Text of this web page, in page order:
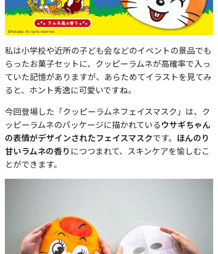
私は小学校や近所の子ども会などのイベントの景品でも
らったお菓子セットに、クッピーラムネが高確率で入っ
ていた記憶がありますが、あらためてイラストを見てみ
ると、ホント秀逸に可愛いですね。
今回登場した「クッピーラムネフェイスマスク」は、ク
ッピーラムネのパッケージに描かれているウサギちゃん
の表情がデザインされたフェイスマスクです。 ほんのり
甘いラムネの香り につつまれて、スキンケアを愉しむこ
とができます。